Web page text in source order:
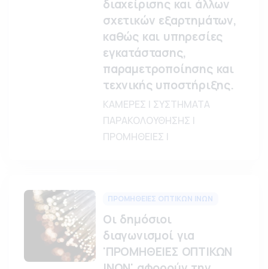
διαχείρισης και άλλων
σχετικών εξαρτημάτων,
καθώς και υπηρεσίες
εγκατάστασης,
παραμετροποίησης και
τεχνικής υποστήριξης.
ΚΑΜΕΡΕΣ | ΣΥΣΤΗΜΑΤΑ
ΠΑΡΑΚΟΛΟΥΘΗΣΗΣ |
ΠΡΟΜΗΘΕΙΕΣ |
ΠΡΟΜΗΘΕΙΕΣ ΟΠΤΙΚΩΝ ΙΝΩΝ
Οι δημόσιοι
διαγωνισμοί για
'ΠΡΟΜΗΘΕΙΕΣ ΟΠΤΙΚΩΝ